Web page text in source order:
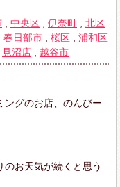
中央区 伊奈町
北区
春日部市 桜区
浦和区
見沼店 越谷市
ングのお店、のんびー
のお天気が続くと思う